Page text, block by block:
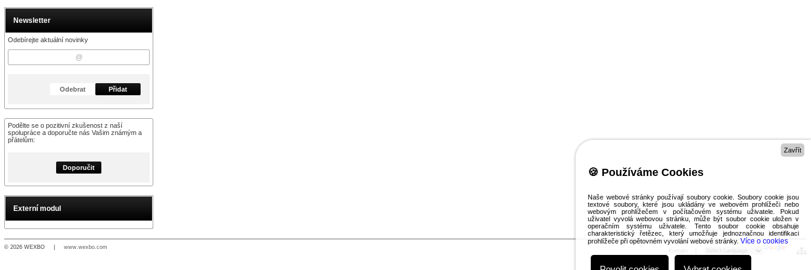
Newsletter
Odebírejte aktuální novinky
Odebrat Přidat
Podělte se o pozitivní zkušenost z naší
spolupráce a doporučte nás Vašim známým a
přátelům:
Doporučit
Externí modul
© 2026 WEXBO | www.wexbo.com
Zavřít
🍪 Používáme Cookies
Naše webové stránky používají soubory cookie. Soubory cookie jsou
textové soubory, které jsou ukládány ve webovém prohlížeči nebo
webovým prohlížečem v počítačovém systému uživatele. Pokud
uživatel vyvolá webovou stránku, může být soubor cookie uložen v
operačním systému uživatele. Tento soubor cookie obsahuje
charakteristický řetězec, který umožňuje jednoznačnou identifikaci
prohlížeče při opětovném vyvolání webové stránky. Více o cookies